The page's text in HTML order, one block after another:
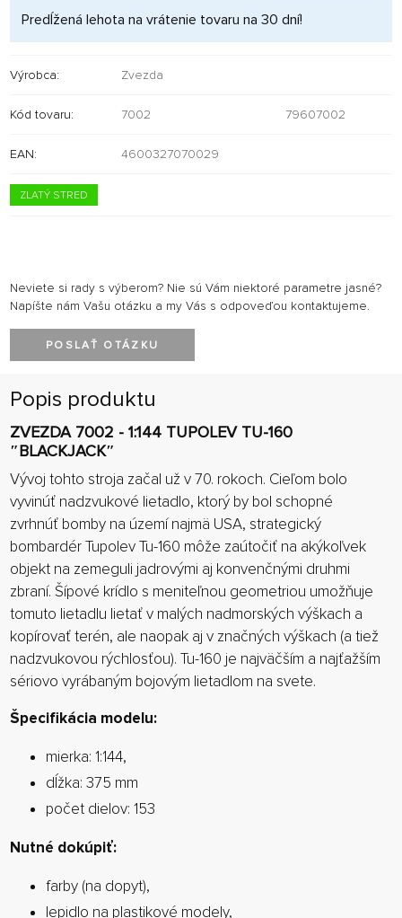
Predĺžená lehota na vrátenie tovaru na 30 dní!
Výrobca: Zvezda
Kód tovaru: 7002 79607002
EAN: 4600327070029
ZLATÝ STRED
Neviete si rady s výberom? Nie sú Vám niektoré parametre jasné?
Napíšte nám Vašu otázku a my Vás s odpoveďou kontaktujeme.
POSLAŤ OTÁZKU
Popis produktu
ZVEZDA 7002 - 1:144 TUPOLEV TU-160
″BLACKJACK″
Vývoj tohto stroja začal už v 70. rokoch. Cieľom bolo
vyvinúť nadzvukové lietadlo, ktorý by bol schopné
zvrhnúť bomby na území najmä USA, strategický
bombardér Tupolev Tu-160 môže zaútočiť na akýkoľvek
objekt na zemeguli jadrovými aj konvenčnými druhmi
zbraní. Šípové krídlo s meniteľnou geometriou umožňuje
tomuto lietadlu lietať v malých nadmorských výškach a
kopírovať terén, ale naopak aj v značných výškach (a tiež
nadzvukovou rýchlosťou). Tu-160 je najväčším a najťažším
sériovo vyrábaným bojovým lietadlom na svete.
Špecifikácia modelu:
mierka: 1:144,
dĺžka: 375 mm
počet dielov: 153
Nutné dokúpiť:
farby (na dopyt),
lepidlo na plastikové modely,